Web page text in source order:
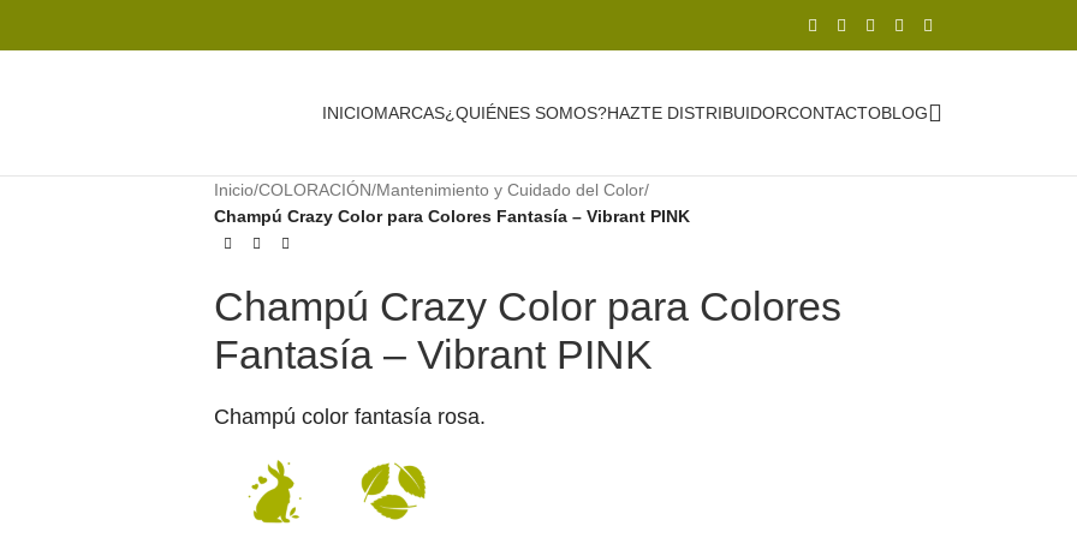
INICIOMARCAS¿QUIÉNES SOMOS?HAZTE DISTRIBUIDORCONTACTOBLOG
Inicio/COLORACIÓN/Mantenimiento y Cuidado del Color/
Champú Crazy Color para Colores Fantasía – Vibrant PINK
Champú Crazy Color para Colores
Fantasía – Vibrant PINK
Champú color fantasía rosa.